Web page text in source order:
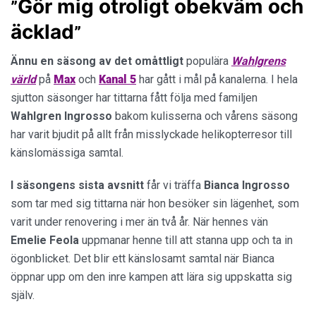
”Gör mig otroligt obekväm och
äcklad”
Ännu en säsong av det omåttligt populära Wahlgrens
världpå Max och Kanal 5 har gått i mål på kanalerna. I hela
sjutton säsonger har tittarna fått följa med familjen
Wahlgren Ingrosso bakom kulisserna och vårens säsong
har varit bjudit på allt från misslyckade helikopterresor till
känslomässiga samtal.
I säsongens sista avsnitt får vi träffa Bianca Ingrosso
som tar med sig tittarna när hon besöker sin lägenhet, som
varit under renovering i mer än två år. När hennes vän
Emelie Feola uppmanar henne till att stanna upp och ta in
ögonblicket. Det blir ett känslosamt samtal när Bianca
öppnar upp om den inre kampen att lära sig uppskatta sig
själv.